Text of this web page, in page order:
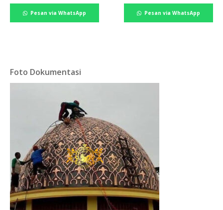
Pesan via WhatsApp Pesan via WhatsApp
Foto Dokumentasi